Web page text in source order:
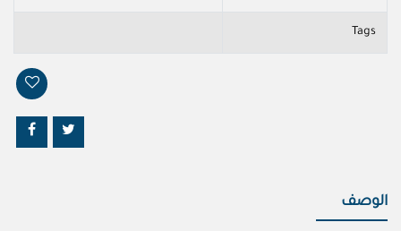
Tags
الوصف